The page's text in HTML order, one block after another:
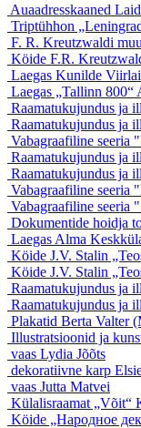
Auaadresskaaned
Triptühhon
F. R. Kreutzwaldi
Köide F.R.
Laegas Kunilde
Laegas „Tallinn 800“
Raamatukujundus ja
Raamatukujundus ja
Vabagraafiline seeria
Raamatukujundus ja
Raamatukujundus ja
Vabagraafiline seeria
Vabagraafiline seeria
Dokumentide hoidja
Laegas Alma
Köide J.V. Stalin
Köide J.V. Stalin
Raamatukujundus ja
Raamatukujundus ja
Plakatid Berta Valter
Illustratsioonid ja
vaas Lydia Jõõts
dekoratiivne karp
vaas Jutta Matvei
Külalisraamat „Võit“
Köide „Народное